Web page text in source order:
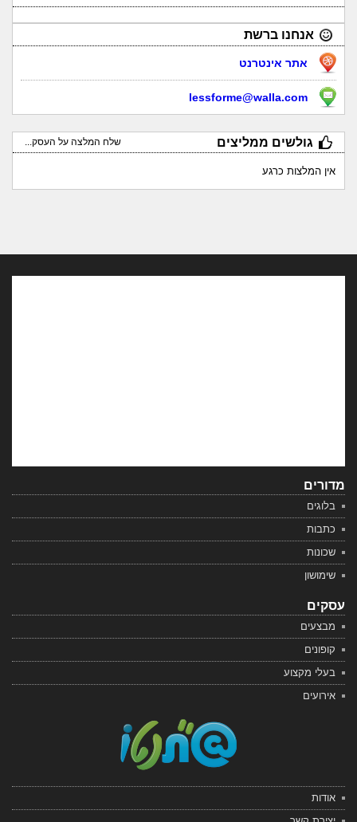
אנחנו ברשת
אתר אינטרנט
lessforme@walla.com
גולשים ממליצים שלח המלצה על העסק...
אין המלצות כרגע
מדורים
בלוגים
כתבות
שכונות
שימושון
עסקים
מבצעים
קופונים
בעלי מקצוע
אירועים
אודות